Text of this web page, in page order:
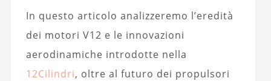
In questo articolo analizzeremo l’eredità
dei motori V12 e le innovazioni
aerodinamiche introdotte nella
12Cilindri, oltre al futuro dei propulsori